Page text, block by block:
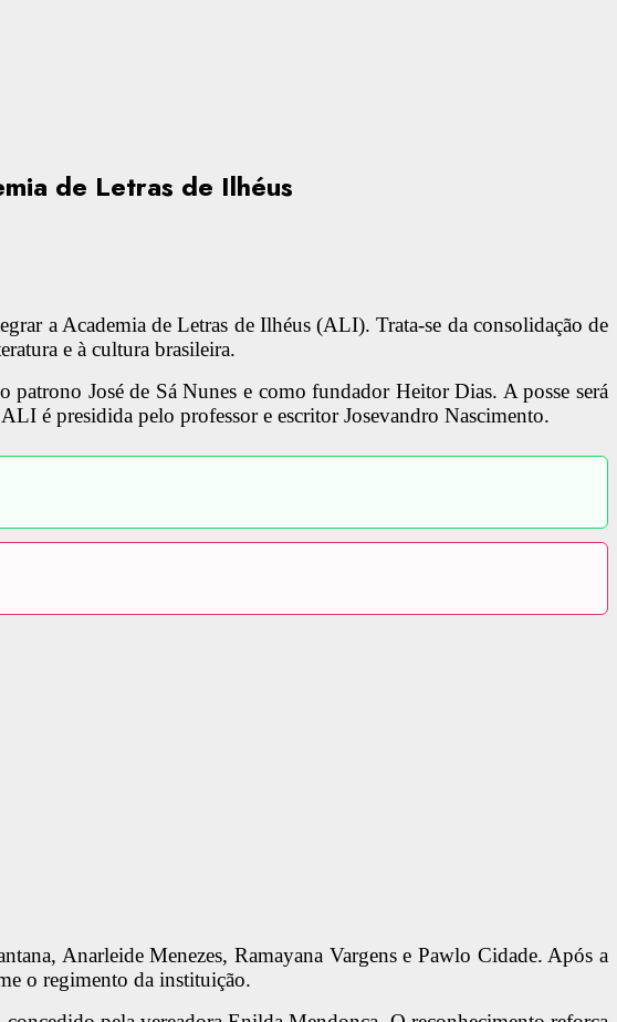
de Letras de Ilhéus
a Academia de Letras de Ilhéus (ALI). Trata-se da consolidação de
e à cultura brasileira.
José de Sá Nunes e como fundador Heitor Dias. A posse será
é presidida pelo professor e escritor Josevandro Nascimento.
Anarleide Menezes, Ramayana Vargens e Pawlo Cidade. Após a
o regimento da instituição.